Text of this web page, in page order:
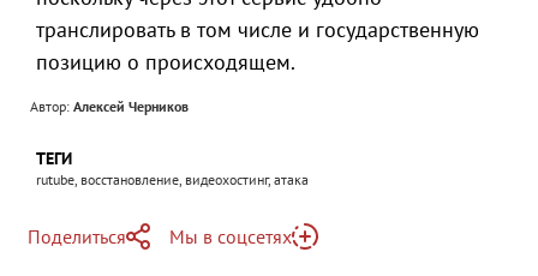
транслировать в том числе и государственную
позицию о происходящем.
Автор: Алексей Черников
ТЕГИ
rutube, восстановление, видеохостинг, атака
Поделиться
Мы в соцсетях